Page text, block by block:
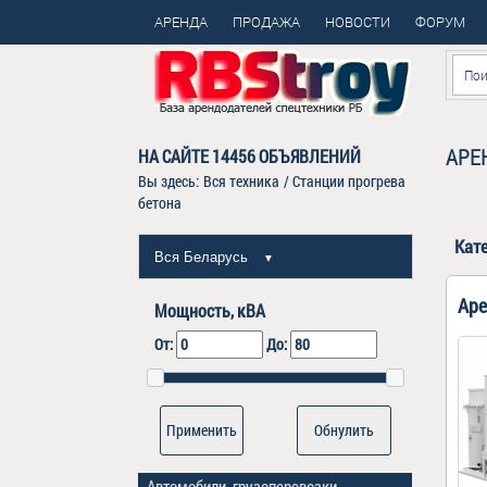
АРЕНДА ПРОДАЖА НОВОСТИ ФОРУМ
НА САЙТЕ14456ОБЪЯВЛЕНИЙ
Вы здесь: Вся техника /Станции прогрева
бетона
Вся Беларусь ▼
Мощность, кВА
От: До:
Обнулить